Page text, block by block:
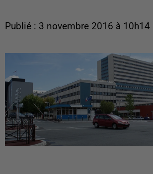
Publié : 3 novembre 2016 à 10h14